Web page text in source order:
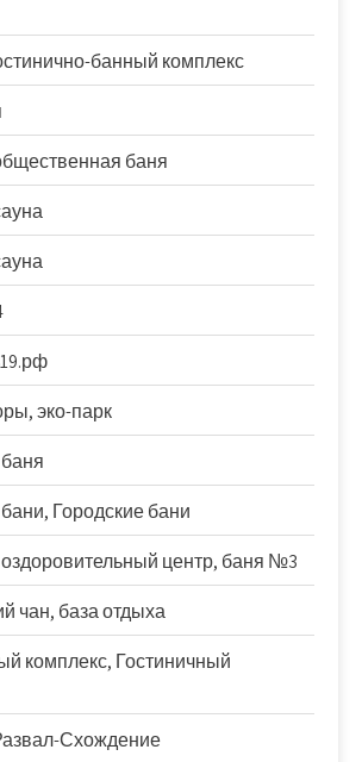
банный комплекс
баня
эко-парк
Городские бани
центр, баня №3
чан, база отдыха
комплекс, Гостиничный
Схождение